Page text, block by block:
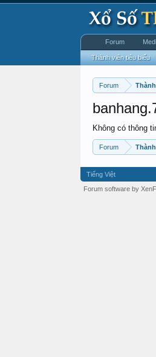
Forum
Không có thông
Forum
Forum
Thành viên tiêu biểu
Tiếng Việt
Forum software by